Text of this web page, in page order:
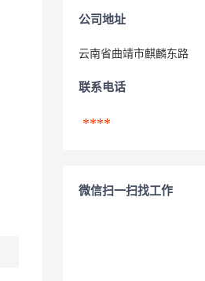
公司地址
云南省曲靖市麒麟东路
联系电话
****
微信扫一扫找工作